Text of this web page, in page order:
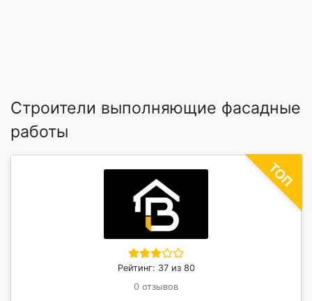
Строители выполняющие фасадные
работы
Рейтинг: 37 из 80
0 отзывов